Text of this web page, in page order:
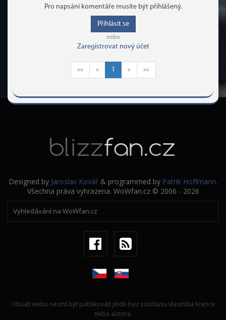
Pro napsání komentáře musíte být přihlášený.
Přihlásit se
nebo
Zaregistrovat nový účet
«« « 1 » »»
Designed by Jaroslav Kovář & programmed by Patrik Hoffmann.
Všechna práva vyhrazena. WoWfan.cz © 2006 - 2026
Obsah webu nesmí být publikován jinde bez souhlasu vlastníka licence
nebo autora.